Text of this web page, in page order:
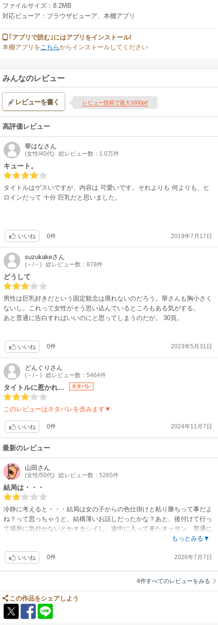
ファイルサイズ：8.2MB
対応ビューア：ブラウザビューア、本棚アプリ
｢アプリで読む｣にはアプリをインストール!
本棚アプリをこちらからインストールしてください
みんなのレビュー
レビューを書く レビュー投稿で最大1000pt!
高評価レビュー
華はなさん
(女性/40代) 総レビュー数：1.0万件
キュート。
タイトルはゲスいですが、内容は 可愛いです。それよりも 何よりも、ヒ
ロインだって 十分 巨乳だと思いました。
いいね 0件 2019年7月17日
suzukakeさん
(－/－) 総レビュー数：878件
どうして
男性は巨乳好きだという固定観念は廃れないのだろう。華さんも胸小さく
ないし。これって女性がそう思い込んでいるところもある気がする。
あと普通に告白すればいいのにと思ってしまうのだが。 30頁。
いいね 0件 2023年5月31日
どんぐり さん
(－/－) 総レビュー数：5464件
タイトルに惹かれ… ネタバレ
このレビューはネタバレを含みます▼
いいね 0件 2024年11月7日
最新のレビュー
山田 さん
(女性/50代) 総レビュー数：5265件
結局は・・・
冷静に考えると・・・結局は女の子からの色仕掛けと粘り勝ちって事だよ
ね？って思っちゃうと、結構薄いお話しだったかな？あと、後付けて行っ
て場所に気付かないとかオカシイし、途中に入って来たオッサン、普通に
無くない？？？からの急な展開とかが強引だったかな・・・。もっとみる▼
いいね 0件 2026年7月7日
4件すべてのレビューをみる
この作品をシェアしよう